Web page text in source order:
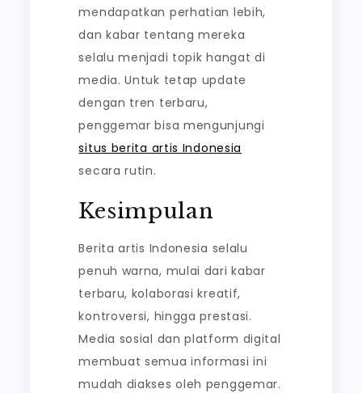
mendapatkan perhatian lebih,
dan kabar tentang mereka
selalu menjadi topik hangat di
media. Untuk tetap update
dengan tren terbaru,
penggemar bisa mengunjungi
situs berita artis Indonesia
secara rutin.
Kesimpulan
Berita artis Indonesia selalu
penuh warna, mulai dari kabar
terbaru, kolaborasi kreatif,
kontroversi, hingga prestasi.
Media sosial dan platform digital
membuat semua informasi ini
mudah diakses oleh penggemar.